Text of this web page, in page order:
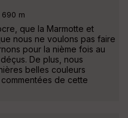
690 m
que la Marmotte et
nous ne voulons pas faire
pour la nième fois au
De plus, nous
belles couleurs
de cette